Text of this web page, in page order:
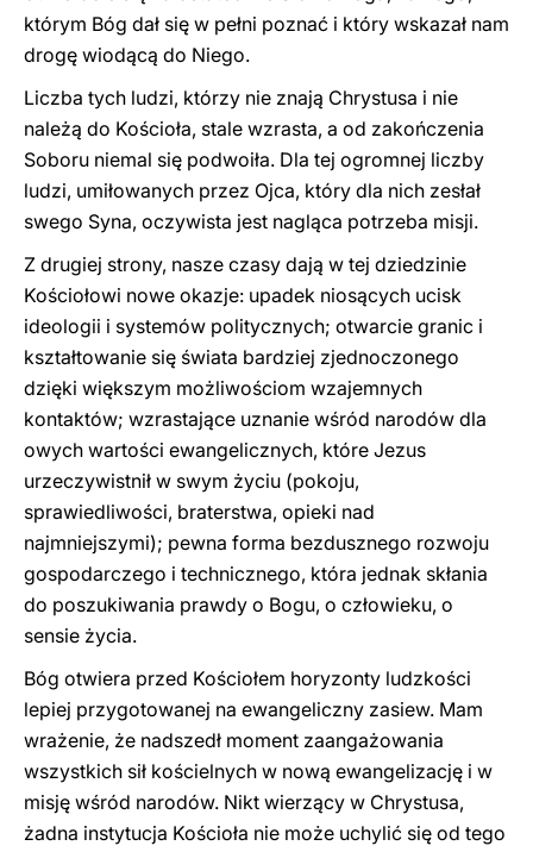
którym Bóg dał się w pełni poznać i który wskazał nam
drogę wiodącą do Niego.
Liczba tych ludzi, którzy nie znają Chrystusa i nie
należą do Kościoła, stale wzrasta, a od zakończenia
Soboru niemal się podwoiła. Dla tej ogromnej liczby
ludzi, umiłowanych przez Ojca, który dla nich zesłał
swego Syna, oczywista jest nagląca potrzeba misji.
Z drugiej strony, nasze czasy dają w tej dziedzinie
Kościołowi nowe okazje: upadek niosących ucisk
ideologii i systemów politycznych; otwarcie granic i
kształtowanie się świata bardziej zjednoczonego
dzięki większym możliwościom wzajemnych
kontaktów; wzrastające uznanie wśród narodów dla
owych wartości ewangelicznych, które Jezus
urzeczywistnił w swym życiu (pokoju,
sprawiedliwości, braterstwa, opieki nad
najmniejszymi); pewna forma bezdusznego rozwoju
gospodarczego i technicznego, która jednak skłania
do poszukiwania prawdy o Bogu, o człowieku, o
sensie życia.
Bóg otwiera przed Kościołem horyzonty ludzkości
lepiej przygotowanej na ewangeliczny zasiew. Mam
wrażenie, że nadszedł moment zaangażowania
wszystkich sił kościelnych w nową ewangelizację i w
misję wśród narodów. Nikt wierzący w Chrystusa,
żadna instytucja Kościoła nie może uchylić się od tego